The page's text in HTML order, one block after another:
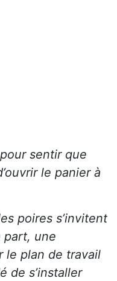
sentir que
le panier à
poires s’invitent
part, une
le plan de travail
de s’installer